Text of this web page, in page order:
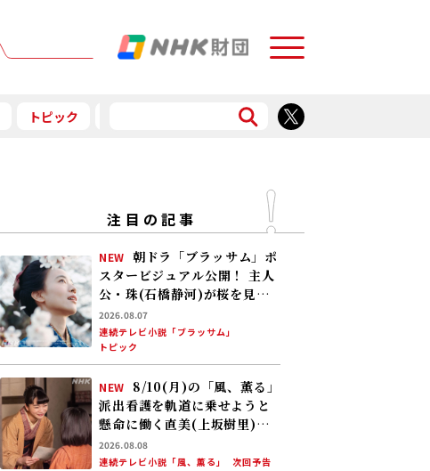
Menu
トピック
注目の記事
NEW 朝ドラ「ブラッサム」ポ
スタービジュアル公開！ 主人
公・珠(石橋静河)が桜を見上
げる印象的な1枚 タイトル映
像は奥山大史監督、語りは三
條雅幸アナ 2026年度後期放
送
2026.08.07
連続テレビ小説「ブラッサム」
トピック
NEW
8/10(月)の「風、薫る」
派出看護を軌道に乗せようと
懸命に働く直美(上坂樹里)。
そんな中、りん(見上愛)が新
潟から帰ってくる
2026.08.08
連続テレビ小説「風、薫る」
次回予告